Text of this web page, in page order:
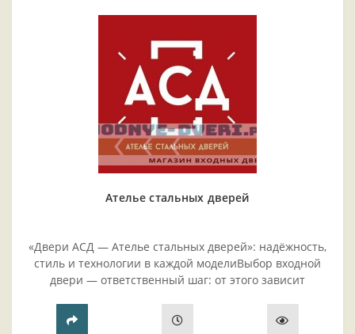
Ателье стальных дверей
«Двери АСД — Ателье стальных дверей»: надёжность,
стиль и технологии в каждой моделиВыбор входной
двери — ответственный шаг: от этого зависит
прихожей..